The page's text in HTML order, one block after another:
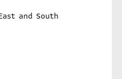
and South